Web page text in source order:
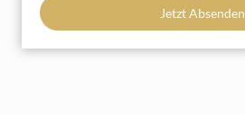
Jetzt Absenden